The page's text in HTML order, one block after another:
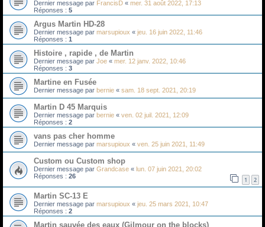
Dernier message par FrancisD « mer. 31 août 2022, 17:13
Réponses : 5
Argus Martin HD-28
Dernier message par marsupioux « jeu. 16 juin 2022, 11:46
Réponses : 1
Histoire , rapide , de Martin
Dernier message par Joe « mer. 12 janv. 2022, 10:46
Réponses : 3
Martine en Fusée
Dernier message par bernie « sam. 18 sept. 2021, 20:19
Martin D 45 Marquis
Dernier message par bernie « ven. 02 juil. 2021, 12:09
Réponses : 2
vans pas cher homme
Dernier message par marsupioux « ven. 25 juin 2021, 11:49
Custom ou Custom shop
Dernier message par Grandcase « lun. 07 juin 2021, 20:02
Réponses : 26 1 2
Martin SC-13 E
Dernier message par marsupioux « jeu. 25 mars 2021, 10:47
Réponses : 2
Martin sauvée des eaux (Gilmour on the blocks)